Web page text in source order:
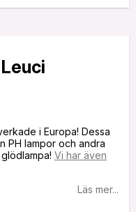
i Europa! Dessa
PH lampor och andra
Vi har även
Läs mer...